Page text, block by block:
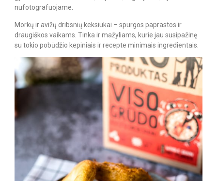
nufotografuojame.
Morkų ir avižų dribsnių keksiukai – spurgos paprastos ir
draugiškos vaikams. Tinka ir mažyliams, kurie jau susipažinę
su tokio pobūdžio kepiniais ir recepte minimais ingredientais.